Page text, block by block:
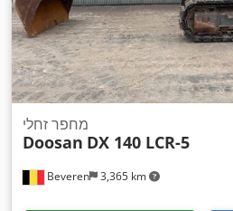
Beveren 3,365 km
מחפר זחלי
Doosan DX 140 LCR-5